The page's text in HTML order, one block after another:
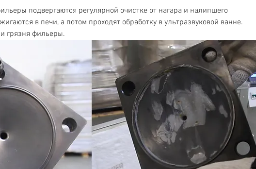
подвергаются регулярной очистке от нагара и налипшего
в печи, а потом проходят обработку в ультразвуковой ванне.
грязня фильеры.